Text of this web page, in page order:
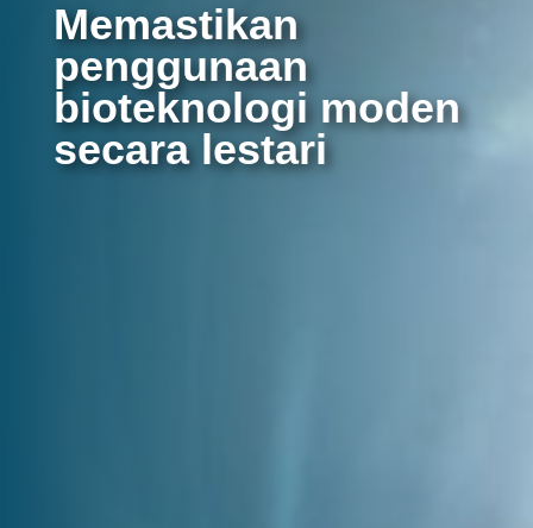
Memastikan
penggunaan
bioteknologi moden
secara lestari